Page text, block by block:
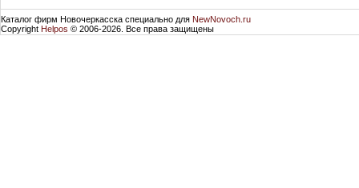
Каталог фирм Новочеркасска специально для NewNovoch.ru
Copyright Helpos © 2006-2026. Все права защищены